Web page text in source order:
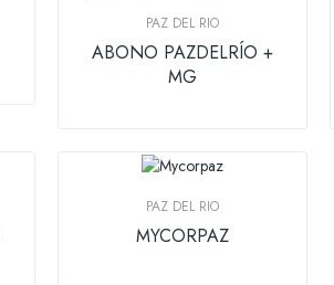
PAZ DEL RIO
ABONO PAZDELRÍO +
MG
PAZ DEL RIO
MYCORPAZ